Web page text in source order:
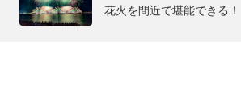
花火を間近で堪能できる